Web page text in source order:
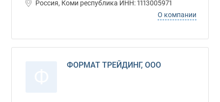
Россия, Коми республика ИНН: 1113005971
О компании
ФОРМАТ ТРЕЙДИНГ, ООО